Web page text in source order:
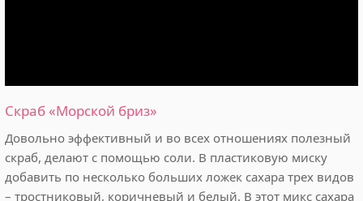
Скраб «Морской бриз»
Довольно эффективный и во всех отношениях полезный
скраб, делают с помощью соли. В пластиковую миску
добавить по несколько больших ложек сахара трех видов
– тростниковый, коричневый и белый. В этот микс сахара